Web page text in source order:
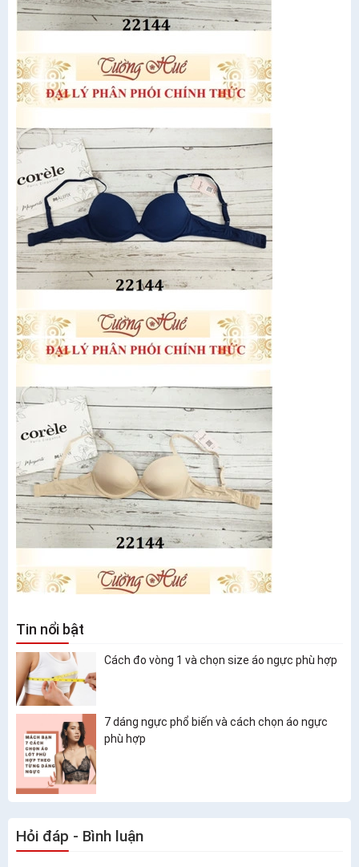
Tin nổi bật
Cách đo vòng 1 và chọn size áo ngực phù hợp
7 dáng ngực phổ biến và cách chọn áo ngực
phù hợp
Hỏi đáp - Bình luận